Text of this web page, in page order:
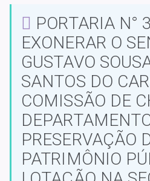
PORTARIA
EXONERAR O
GUSTAVO
SANTOS DO
COMISSÃO DE
PRESERVAÇÃO
PATRIMÔNIO